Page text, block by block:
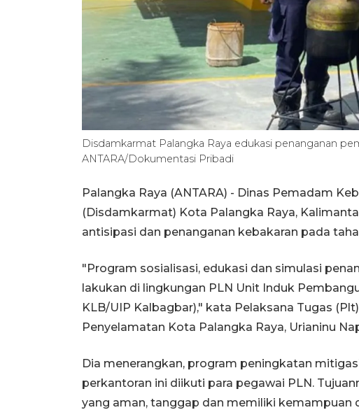
Disdamkarmat Palangka Raya edukasi penanganan
ANTARA/Dokumentasi Pribadi
Palangka Raya (ANTARA) - Dinas Pemadam
(Disdamkarmat) Kota Palangka Raya,
antisipasi dan penanganan kebakaran pada
"Program sosialisasi, edukasi dan simulasi
lakukan di lingkungan PLN Unit Induk
KLB/UIP Kalbagbar)," kata Pelaksana Tugas
Penyelamatan Kota Palangka Raya, Urianinu
Dia menerangkan, program peningkatan
perkantoran ini diikuti para pegawai PLN.
yang aman, tanggap dan memiliki kemampuan